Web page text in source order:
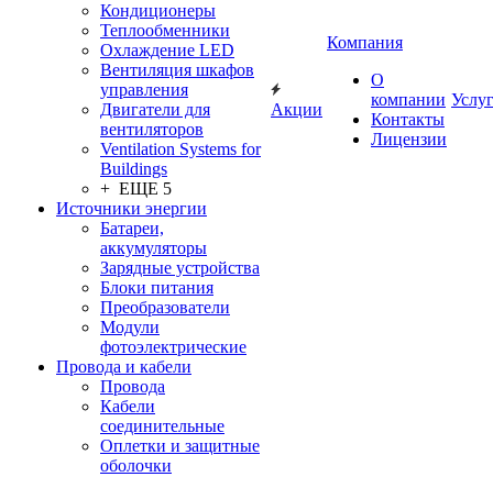
Кондиционеры
Теплообменники
Охлаждение LED
Вентиляция шкафов
управления
Двигатели для
вентиляторов
Ventilation Systems for
Buildings
+ ЕЩЕ 5
Источники энергии
Батареи,
аккумуляторы
Зарядные устройства
Блоки питания
Преобразователи
Модули
фотоэлектрические
Провода и кабели
Провода
Кабели
соединительные
Оплетки и защитные
оболочки
Акции
Компания
О
компании
Контакты
Лицензии